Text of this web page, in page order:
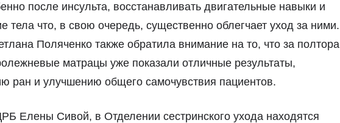
после инсульта, восстанавливать двигательные навыки и
тела что, в свою очередь, существенно облегчает уход за ними.
Поляченко также обратила внимание на то, что за полтора
матрацы уже показали отличные результаты,
ран и улучшению общего самочувствия пациентов.
Елены Сивой, в Отделении сестринского ухода находятся